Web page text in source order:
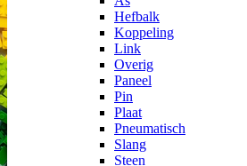
Hefbalk
Koppeling
Link
Overig
Paneel
Pin
Plaat
Pneumatisch
Slang
Steen